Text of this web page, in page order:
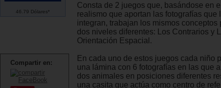
46.79 Dólares*
Compartir en:
Consta de 2 juegos que, basándose en
realismo que aportan las fotografías que
integran, trabajan los mismos conceptos
dos niveles diferentes: Los Contrarios y
Orientación Espacial.
En cada uno de estos juegos cada niño
una lámina con 6 fotografías en las que
dos animales en posiciones diferentes
una casita que actúa como centro de